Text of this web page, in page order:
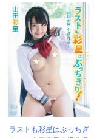
ラストも彩星はぶっちぎ